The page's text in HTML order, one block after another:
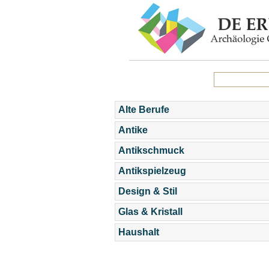
Alte Berufe
Antike
Antikschmuck
Antikspielzeug
Design & Stil
Glas & Kristall
Haushalt